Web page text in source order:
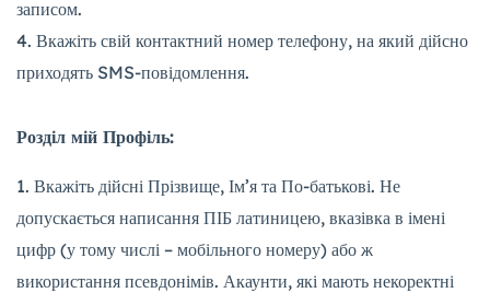
записом.
Вкажіть свій контактний номер телефону, на який дійсно
приходять SMS-повідомлення.
Розділ мій Профіль:
Вкажіть дійсні Прізвище, Ім’я та По-батькові. Не
допускається написання ПІБ латиницею, вказівка в імені
цифр (у тому числі – мобільного номеру) або ж
використання псевдонімів. Акаунти, які мають некоректні